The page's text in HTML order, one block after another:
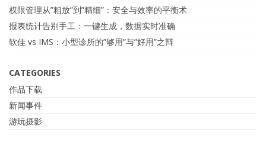
权限管理从”粗放”到”精细”：安全与效率的平衡术
报表统计告别手工：一键生成，数据实时准确
软佳 vs IMS：小型诊所的”够用”与”好用”之辩
CATEGORIES
作品下载
新闻事件
游玩摄影